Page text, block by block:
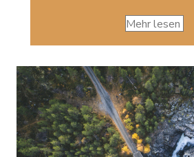
Mehr lesen